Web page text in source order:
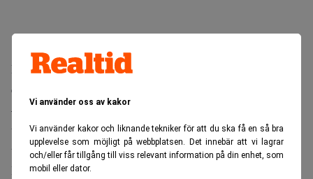
Vi använder oss av kakor
Vi använder kakor och liknande tekniker för att du ska få en så bra
upplevelse som möjligt på webbplatsen. Det innebär att vi lagrar
och/eller får tillgång till viss relevant information på din enhet, som
mobil eller dator.
Förvärvet har finansierats med Norva24:s egna medel och
en riktad nyemission på 4,5 miljoner kronor.
– Förvärvet av IRG är en strategisk milstolpe som bidrar
till att vi stärker vår position ytterligare med avancerad
teknologi inom sensorer och digital övervakning, säger
Henrik Damgaard, vd för Norva24, till Realtid.